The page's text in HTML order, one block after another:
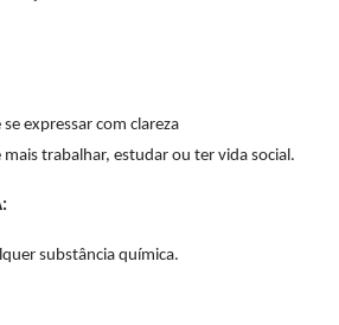
expressar com clareza
mais trabalhar, estudar ou ter vida social.
substância química.